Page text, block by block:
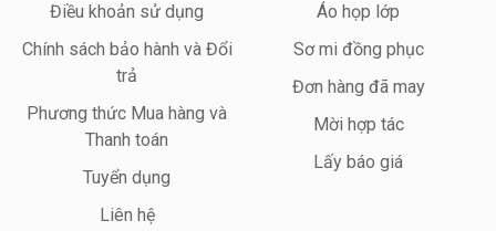
Điều khoản sử dụng
Chính sách bảo hành và Đổi
trả
Phương thức Mua hàng và
Thanh toán
Tuyển dụng
Liên hệ
Áo họp lớp
Sơ mi đồng phục
Đơn hàng đã may
Mời hợp tác
Lấy báo giá